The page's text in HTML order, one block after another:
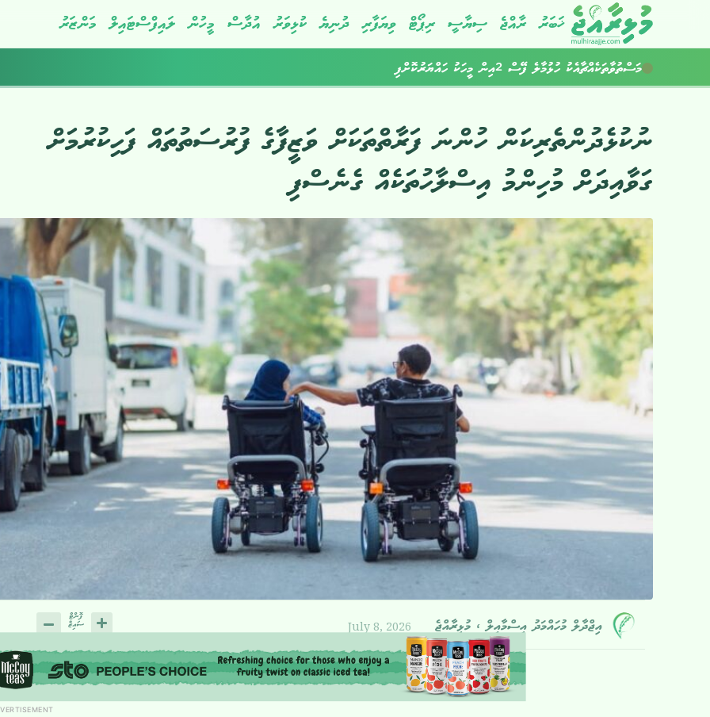
ޚަބަރު ރާއްޖެ ސިޔާސީ ރިޕޯޓް ވިޔަފާރި ދުނިޔެ ކުޅިވަރު އުދާސް މީހުން ލައިފްސްޓައިލް މަންޒަރު
ކުރިއަށްއޮތް ހަފުތާގައިވެސް މޫސުން ގޯސް
މަސްތުވާތަކެއްޗާއެކު ހުޅުމާލެ ފޭސް 2އިން މީހަކު ހައްޔަރުކޮށްފި
ނުކުޅެދުންތެރިކަން ހުންނަ ފަރާތްތަކަށް ވަޒީފާގެ ފުރުސަތުތައް ފަހިކުރުމަށް
ގަވާއިދަށް މުހިންމު އިސްލާހުތަކެއް ގެނެސްފި
އިޖްދާލް މުހައްމަދު އިސްމާއީލް ، މުޅިރާއްޖެ July 8, 2026